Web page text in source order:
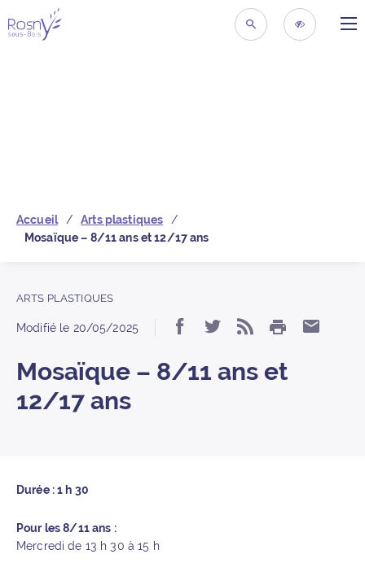
Retour à la pageRECHERCHER
Accueil
Arts plastiques
Mosaïque – 8/11 ans et 12/17 ans
ARTS PLASTIQUES
Modifié le 20/05/2025 Partager «
Partager «
S’abonner
IMPRIMER
Mosaïque – 8/11 ans et
12/17 ans
Durée : 1 h 30
Pour les 8/11 ans :
Mercredi de 13 h 30 à 15 h